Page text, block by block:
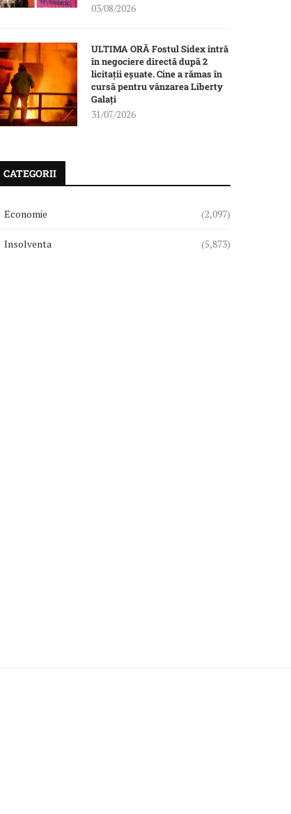
03/08/2026
ULTIMA ORĂ Fostul Sidex intră
în negociere directă după 2
licitații eșuate. Cine a rămas în
cursă pentru vânzarea Liberty
Galați
31/07/2026
CATEGORII
Economie (2,097)
Insolventa (5,873)